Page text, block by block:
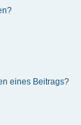
eines Beitrags?